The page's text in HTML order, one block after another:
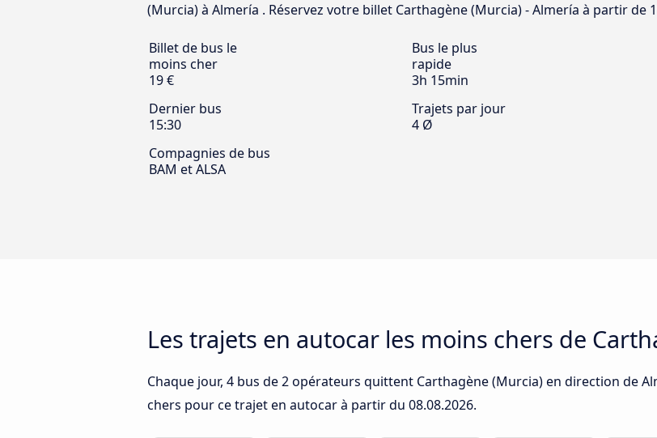
(Murcia) à Almería . Réservez votre billet Carthagène (Murcia) - Almería à partir de
Billet de bus le
moins cher
19 €
Bus le plus
rapide
3h 15min
Dernier bus
15:30
Trajets par jour
4 Ø
Compagnies de bus
BAM et ALSA
Les trajets en autocar les moins chers de
Chaque jour, 4 bus de 2 opérateurs quittent Carthagène (Murcia) en direction de
chers pour ce trajet en autocar à partir du 08.08.2026.